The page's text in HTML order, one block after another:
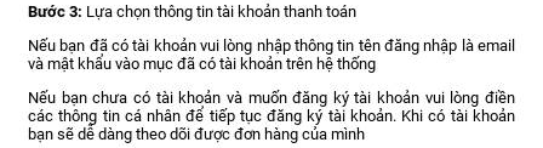
Bước 3: Lựa chọn thông tin tài khoản thanh toán
Nếu bạn đã có tài khoản vui lòng nhập thông tin tên đăng nhập là email
và mật khẩu vào mục đã có tài khoản trên hệ thống
Nếu bạn chưa có tài khoản và muốn đăng ký tài khoản vui lòng điền
các thông tin cá nhân để tiếp tục đăng ký tài khoản. Khi có tài khoản
bạn sẽ dễ dàng theo dõi được đơn hàng của mình